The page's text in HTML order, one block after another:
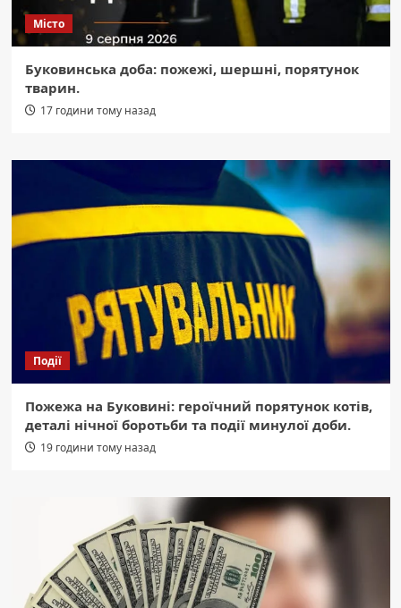
Місто
Буковинська доба: пожежі, шершні, порятунок
тварин.
17 години тому назад
Події
Пожежа на Буковині: героїчний порятунок котів,
деталі нічної боротьби та події минулої доби.
19 години тому назад